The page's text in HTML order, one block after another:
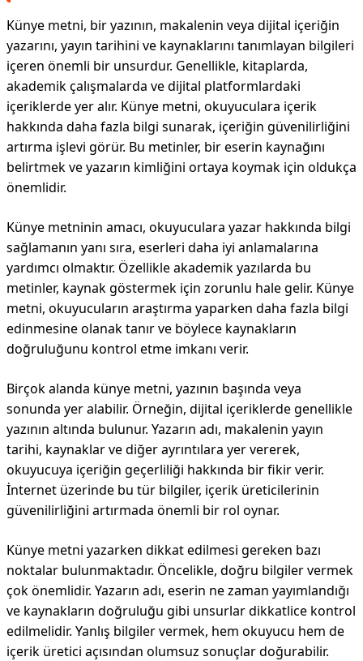
Künye metni, bir yazının, makalenin veya dijital içeriğin
yazarını, yayın tarihini ve kaynaklarını tanımlayan bilgileri
içeren önemli bir unsurdur. Genellikle, kitaplarda,
akademik çalışmalarda ve dijital platformlardaki
içeriklerde yer alır. Künye metni, okuyuculara içerik
hakkında daha fazla bilgi sunarak, içeriğin güvenilirliğini
artırma işlevi görür. Bu metinler, bir eserin kaynağını
belirtmek ve yazarın kimliğini ortaya koymak için oldukça
önemlidir.
Künye metninin amacı, okuyuculara yazar hakkında bilgi
sağlamanın yanı sıra, eserleri daha iyi anlamalarına
yardımcı olmaktır. Özellikle akademik yazılarda bu
metinler, kaynak göstermek için zorunlu hale gelir. Künye
metni, okuyucuların araştırma yaparken daha fazla bilgi
edinmesine olanak tanır ve böylece kaynakların
doğruluğunu kontrol etme imkanı verir.
Birçok alanda künye metni, yazının başında veya
sonunda yer alabilir. Örneğin, dijital içeriklerde genellikle
yazının altında bulunur. Yazarın adı, makalenin yayın
tarihi, kaynaklar ve diğer ayrıntılara yer vererek,
okuyucuya içeriğin geçerliliği hakkında bir fikir verir.
İnternet üzerinde bu tür bilgiler, içerik üreticilerinin
güvenilirliğini artırmada önemli bir rol oynar.
Künye metni yazarken dikkat edilmesi gereken bazı
noktalar bulunmaktadır. Öncelikle, doğru bilgiler vermek
çok önemlidir. Yazarın adı, eserin ne zaman yayımlandığı
ve kaynakların doğruluğu gibi unsurlar dikkatlice kontrol
edilmelidir. Yanlış bilgiler vermek, hem okuyucu hem de
içerik üretici açısından olumsuz sonuçlar doğurabilir.